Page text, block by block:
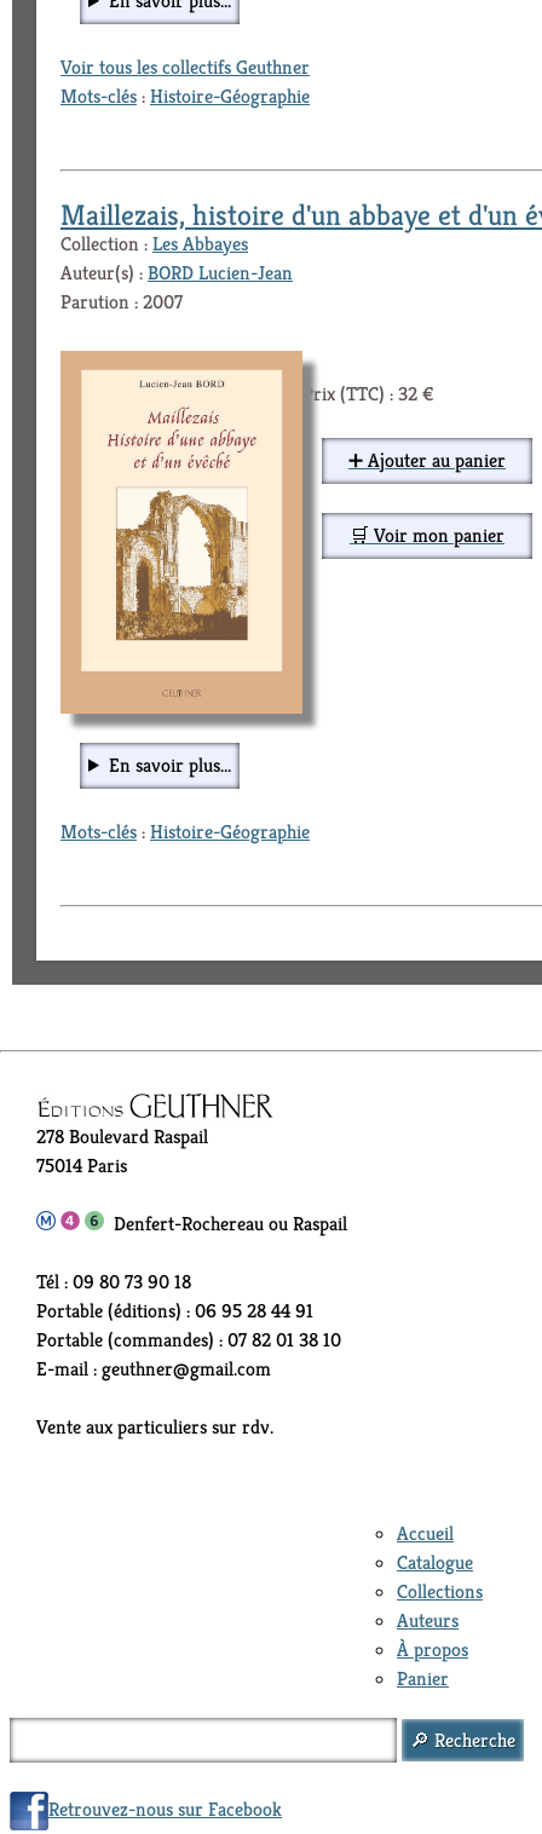
Voir tous les collectifs Geuthner
Mots-clés:Histoire-Géographie
Maillezais, histoire d'un abbaye et d'un
Collection :Les Abbayes
Auteur(s) :BORD Lucien-Jean
Parution : 2007
Prix (TTC) : 32 €
➕ Ajouter au panier
🛒 Voir mon panier
En savoir plus...
Mots-clés:Histoire-Géographie
278 Boulevard Raspail
75014 Paris
Denfert-Rochereau ou Raspail
Tél : 09 80 73 90 18
Portable (éditions) : 06 95 28 44 91
Portable (commandes) : 07 82 01 38 10
E-mail : geuthner@gmail.com
Vente aux particuliers sur rdv.
Accueil
Catalogue
Collections
Auteurs
À propos
Panier
Retrouvez-nous sur Facebook